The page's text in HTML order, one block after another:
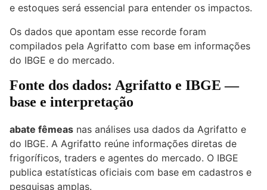
e estoques será essencial para entender os impactos.
Os dados que apontam esse recorde foram
compilados pela Agrifatto com base em informações
do IBGE e do mercado.
Fonte dos dados: Agrifatto e IBGE —
base e interpretação
abate fêmeas nas análises usa dados da Agrifatto e
do IBGE. A Agrifatto reúne informações diretas de
frigoríficos, traders e agentes do mercado. O IBGE
publica estatísticas oficiais com base em cadastros e
pesquisas amplas.